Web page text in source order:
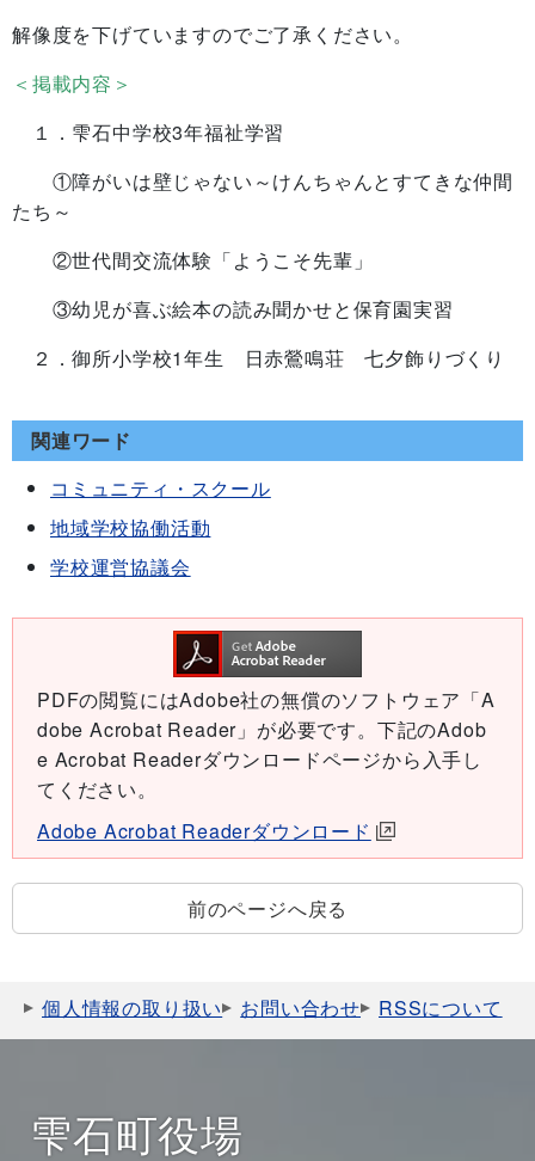
解像度を下げていますのでご了承ください。
＜掲載内容＞
１．雫石中学校3年福祉学習
①障がいは壁じゃない～けんちゃんとすてきな仲間
たち～
②世代間交流体験「ようこそ先輩」
③幼児が喜ぶ絵本の読み聞かせと保育園実習
２．御所小学校1年生 日赤鶯鳴荘 七夕飾りづくり
関連ワード
コミュニティ・スクール
地域学校協働活動
学校運営協議会
PDFの閲覧にはAdobe社の無償のソフトウェア「A
dobe Acrobat Reader」が必要です。下記のAdob
e Acrobat Readerダウンロードページから入手し
てください。
Adobe Acrobat Readerダウンロード
前のページへ戻る
個人情報の取り扱い お問い合わせ RSSについて
雫石町役場